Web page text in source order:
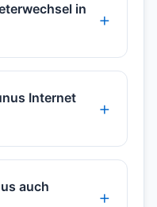
in
Internet
auch